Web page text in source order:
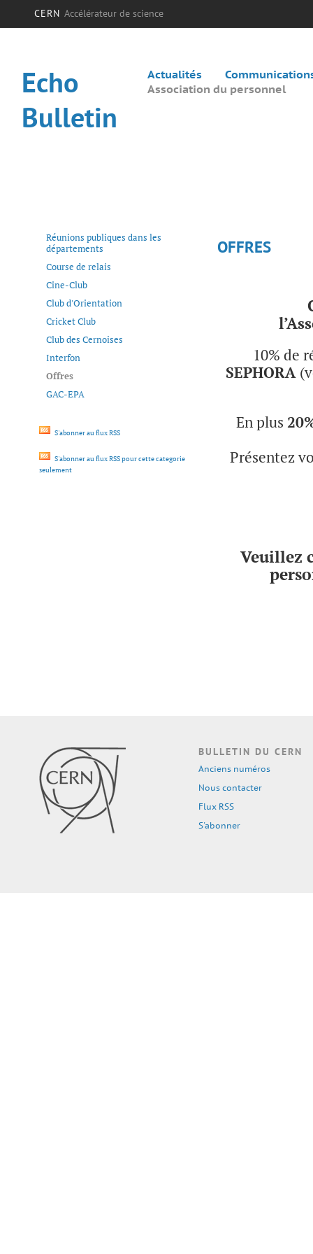
CERN Accélérateur de science
Echo
Bulletin
Actualités
Association du personnel
Réunions publiques dans les
départements
Course de relais
Cine-Club
Club d'Orientation
Cricket Club
Club des Cernoises
Interfon
Offres
GAC-EPA
S'abonner au flux RSS
S'abonner au flux RSS pour cette categorie
seulement
OFFRES
10% de
SEPHORA
En plus
Présentez
Veuillez
BULLETIN DU CERN
Anciens numéros
Nous contacter
Flux RSS
S'abonner